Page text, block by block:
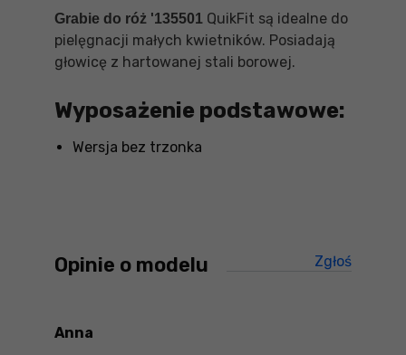
Grabie do róż '135501 QuikFit są idealne do
pielęgnacji małych kwietników. Posiadają
głowicę z hartowanej stali borowej.
Wyposażenie podstawowe:
Wersja bez trzonka
Opinie o modelu
Zgłoś
Anna